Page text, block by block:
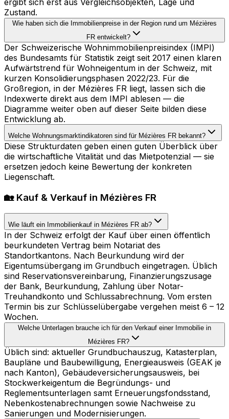
ergibt sich erst aus Vergleichsobjekten, Lage und
Zustand.
Wie haben sich die Immobilienpreise in der Region rund um Mézières
FR entwickelt?
Der Schweizerische Wohnimmobilienpreisindex (IMPI)
des Bundesamts für Statistik zeigt seit 2017 einen klaren
Aufwärtstrend für Wohneigentum in der Schweiz, mit
kurzen Konsolidierungsphasen 2022/23. Für die
Großregion, in der Mézières FR liegt, lassen sich die
Indexwerte direkt aus dem IMPI ablesen — die
Diagramme weiter oben auf dieser Seite bilden diese
Entwicklung ab.
Welche Wohnungsmarktindikatoren sind für Mézières FR bekannt?
Diese Strukturdaten geben einen guten Überblick über
die wirtschaftliche Vitalität und das Mietpotenzial — sie
ersetzen jedoch keine Bewertung der konkreten
Liegenschaft.
🏡 Kauf & Verkauf in Mézières FR
Wie läuft ein Immobilienkauf in Mézières FR ab?
In der Schweiz erfolgt der Kauf über einen öffentlich
beurkundeten Vertrag beim Notariat des
Standortkantons. Nach Beurkundung wird der
Eigentumsübergang im Grundbuch eingetragen. Üblich
sind Reservationsvereinbarung, Finanzierungszusage
der Bank, Beurkundung, Zahlung über Notar-
Treuhandkonto und Schlussabrechnung. Vom ersten
Termin bis zur Schlüsselübergabe vergehen meist 6 – 12
Wochen.
Welche Unterlagen brauche ich für den Verkauf einer Immobilie in
Mézières FR?
Üblich sind: aktueller Grundbuchauszug, Katasterplan,
Baupläne und Baubewilligung, Energieausweis (GEAK je
nach Kanton), Gebäudeversicherungsausweis, bei
Stockwerkeigentum die Begründungs- und
Reglementsunterlagen samt Erneuerungsfondsstand,
Nebenkostenabrechnungen sowie Nachweise zu
Sanierungen und Modernisierungen.